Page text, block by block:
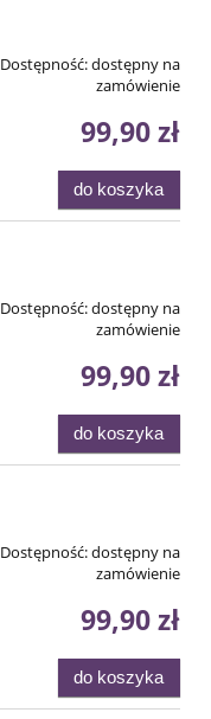
Dostępność:dostępny na
zamówienie
99,90 zł
do koszyka
Dostępność:dostępny na
zamówienie
99,90 zł
do koszyka
Dostępność:dostępny na
zamówienie
99,90 zł
do koszyka